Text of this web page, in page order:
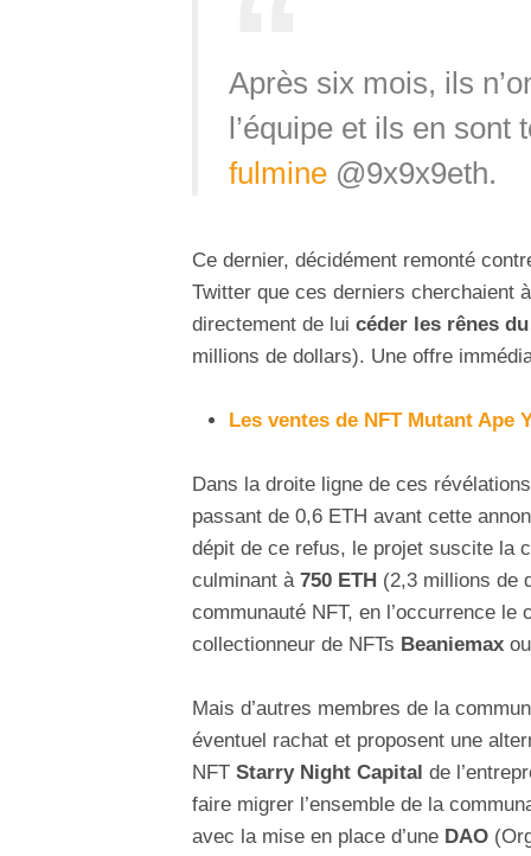
Après six mois, ils
l’équipe et ils en sont
fulmine@9x9x9eth.
Ce dernier, décidément remonté
Twitter que ces derniers cherchaient
directement de lui céder les rênes
millions de dollars). Une offre
Les ventes de NFT Mutant Ape
Dans la droite ligne de ces
passant de 0,6 ETH avant cette
dépit de ce refus, le projet suscite la
culminant à 750 ETH (2,3 millions de
communauté NFT, en l’occurrence le
collectionneur de NFTs Beaniemax
Mais d’autres membres de la
éventuel rachat et proposent une
NFT Starry Night Capital de
faire migrer l’ensemble de la
avec la mise en place d’une DAO